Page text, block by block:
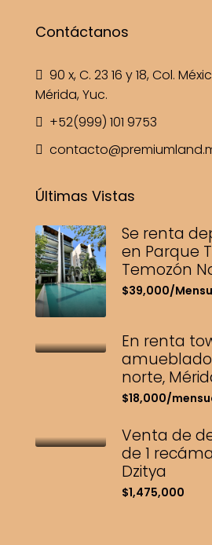
Contáctanos
90 x, C. 23 16 y 18, Col.
Mérida, Yuc.
+52(999) 101 9753
Últimas Vistas
Se renta
en Parque
Temozón
$39,000/
En renta
norte,
$18,000/
Venta de
de 1
Dzitya
$1,475,000